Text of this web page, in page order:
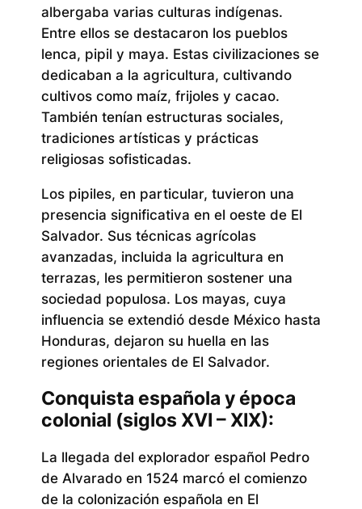
albergaba varias culturas indígenas.
Entre ellos se destacaron los pueblos
lenca, pipil y maya. Estas civilizaciones se
dedicaban a la agricultura, cultivando
cultivos como maíz, frijoles y cacao.
También tenían estructuras sociales,
tradiciones artísticas y prácticas
religiosas sofisticadas.
Los pipiles, en particular, tuvieron una
presencia significativa en el oeste de El
Salvador. Sus técnicas agrícolas
avanzadas, incluida la agricultura en
terrazas, les permitieron sostener una
sociedad populosa. Los mayas, cuya
influencia se extendió desde México hasta
Honduras, dejaron su huella en las
regiones orientales de El Salvador.
Conquista española y época
colonial (siglos XVI – XIX):
La llegada del explorador español Pedro
de Alvarado en 1524 marcó el comienzo
de la colonización española en El